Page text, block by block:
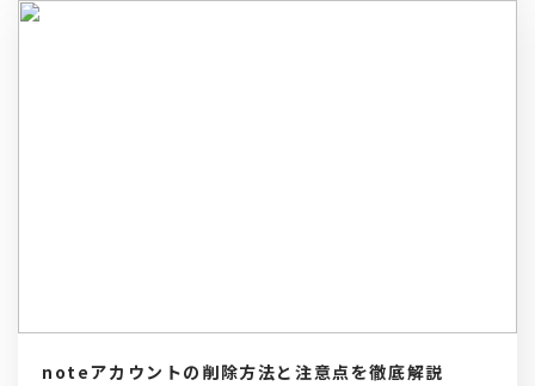
noteアカウントの削除方法と注意点を徹底解説